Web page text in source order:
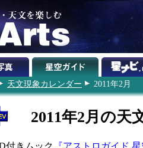
天文現象カレンダー 2011年2月
2011年2月の天
付きムック 『アストロガイド